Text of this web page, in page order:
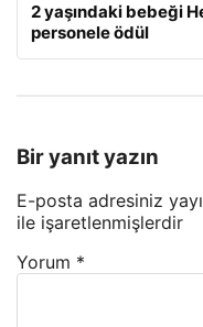
2 yaşındaki bebeği
personele ödül
Bir yanıt yazın
E-posta adresiniz
ile işaretlenmişlerdir
Yorum *